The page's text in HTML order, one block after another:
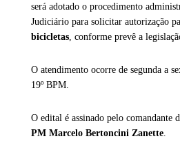
será adotado o procedimento
Judiciário para solicitar autorização
bicicletas , conforme prevê a
O atendimento ocorre de segunda a
19º BPM.
O edital é assinado pelo comandante
PM Marcelo Bertoncini Zanette